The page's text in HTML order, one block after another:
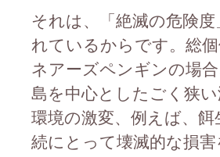
それは、「絶滅の危険
れているからです。総
ネアーズペンギンの場
島を中心としたごく狭
環境の激変、例えば、
続にとって壊滅的な損